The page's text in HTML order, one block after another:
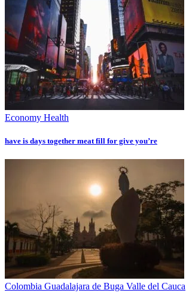
Economy Health
have is days together meat fill for give you’re
Colombia Guadalajara de Buga Valle del Cauca